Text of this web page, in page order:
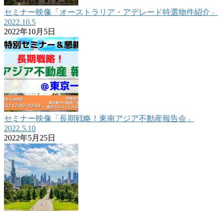
セミナー映像「オーストラリア・アデレード特選物件紹介」
2022.10.5
2022年10月5日
セミナー映像「長期戦略！東南アジア不動産報告会」
2022.5.10
2022年5月25日